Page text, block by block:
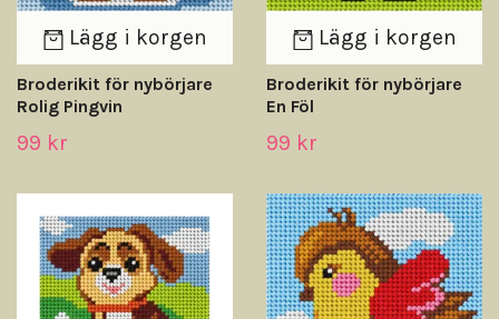
Lägg i korgen
Broderikit för nybörjare
Rolig Pingvin
99 kr
Lägg i korgen
Broderikit för nybörjare
En Föl
99 kr